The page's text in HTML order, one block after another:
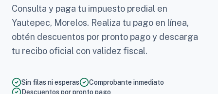
Consulta y paga tu impuesto predial en
Yautepec, Morelos. Realiza tu pago en línea,
obtén descuentos por pronto pago y descarga
tu recibo oficial con validez fiscal.
Sin filas ni esperas
Comprobante inmediato
Descuentos por pronto pago